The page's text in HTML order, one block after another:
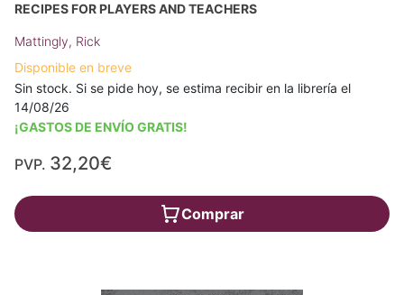
RECIPES FOR PLAYERS AND TEACHERS
Mattingly, Rick
Disponible en breve
Sin stock. Si se pide hoy, se estima recibir en la librería el
14/08/26
¡GASTOS DE ENVÍO GRATIS!
PVP. 32,20€
Comprar